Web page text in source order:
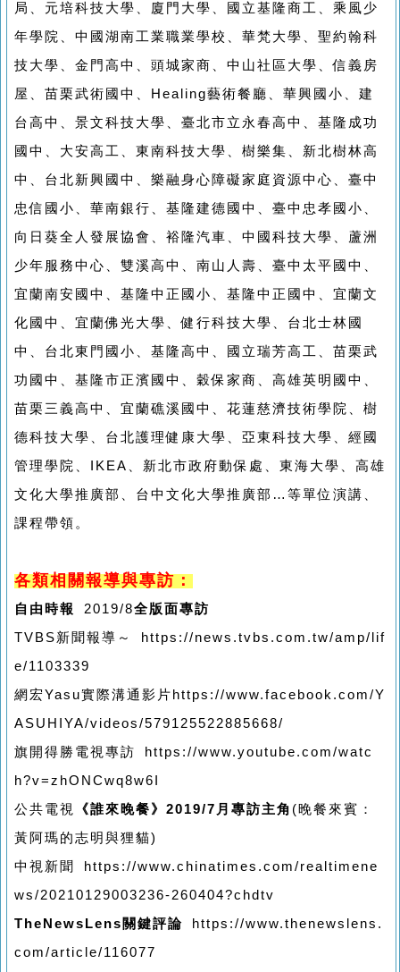
局、元培科技大學、廈門大學、國立基隆商工、乘風少
年學院、中國湖南工業職業學校、華梵大學、聖約翰科
技大學、金門高中、頭城家商、中山社區大學、信義房
屋、苗栗武術國中、Healing藝術餐廳、華興國小、建
台高中、景文科技大學、臺北市立永春高中、基隆成功
國中、大安高工、東南科技大學、樹樂集、新北樹林高
中、台北新興國中、樂融身心障礙家庭資源中心、臺中
忠信國小、華南銀行、基隆建德國中、臺中忠孝國小、
向日葵全人發展協會、裕隆汽車、中國科技大學、蘆洲
少年服務中心、雙溪高中、南山人壽、臺中太平國中、
宜蘭南安國中、基隆中正國小、基隆中正國中、宜蘭文
化國中、宜蘭佛光大學、健行科技大學、台北士林國
中、台北東門國小、基隆高中、國立瑞芳高工、苗栗武
功國中、基隆市正濱國中、穀保家商、高雄英明國中、
苗栗三義高中、宜蘭礁溪國中、花蓮慈濟技術學院、樹
德科技大學、台北護理健康大學、亞東科技大學、經國
管理學院、IKEA、新北市政府動保處、東海大學、高雄
文化大學推廣部、台中文化大學推廣部…等單位演講、
課程帶領。
各類相關報導與專訪：
自由時報 2019/8全版面專訪
TVBS新聞報導～ https://news.tvbs.com.tw/amp/lif
e/1103339
網宏Yasu實際溝通影片https://www.facebook.com/Y
ASUHIYA/videos/579125522885668/
旗開得勝電視專訪 https://www.youtube.com/watc
h?v=zhONCwq8w6I
公共電視
《誰來晚餐》2019/7月專訪主角 (晚餐來賓：
黃阿瑪的志明與狸貓)
中視新聞 https://www.chinatimes.com/realtimene
ws/20210129003236-260404?chdtv
TheNewsLens關鍵評論 https://www.thenewslens.
com/article/116077